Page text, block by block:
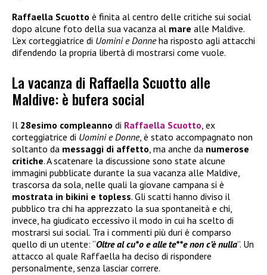
Raffaella Scuotto è finita al centro delle critiche sui social
dopo alcune foto della sua vacanza al mare alle Maldive.
L’ex corteggiatrice di Uomini e Donneha risposto agli attacchi
difendendo la propria libertà di mostrarsi come vuole.
La vacanza di Raffaella Scuotto alle
Maldive: è bufera social
Il 28esimo compleanno di Raffaella Scuotto, ex
corteggiatrice di Uomini e Donne, è stato accompagnato non
soltanto da messaggi di affetto, ma anche da numerose
critiche. A scatenare la discussione sono state alcune
immagini pubblicate durante la sua vacanza alle Maldive,
trascorsa da sola, nelle quali la giovane campana si è
mostrata in bikini e topless. Gli scatti hanno diviso il
pubblico tra chi ha apprezzato la sua spontaneità e chi,
invece, ha giudicato eccessivo il modo in cui ha scelto di
mostrarsi sui social. Tra i commenti più duri è comparso
quello di un utente: “Oltre al cu*o e alle te**e non c’è nulla”. Un
attacco al quale Raffaella ha deciso di rispondere
personalmente, senza lasciar correre.